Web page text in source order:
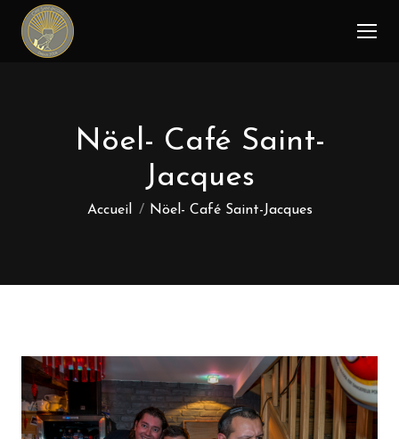
Nöel- Café Saint-
Jacques
Vous êtes ici :
Accueil Nöel- Café Saint-Jacques